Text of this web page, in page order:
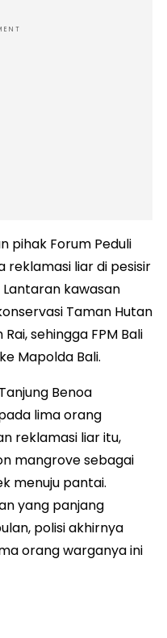
pihak Forum Peduli
reklamasi liar di pesisir
kawasan
Taman Hutan
sehingga FPM Bali
Mapolda Bali.
Benoa
lima orang
reklamasi liar itu,
mangrove sebagai
menuju pantai.
yang panjang
polisi akhirnya
orang warganya ini